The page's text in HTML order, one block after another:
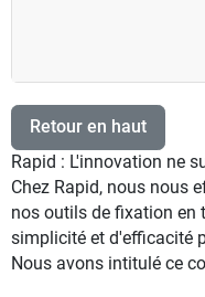
Retour en haut
Rapid : L'innovation ne
Chez Rapid, nous nous
nos outils de fixation en
simplicité et d'efficacité
Nous avons intitulé ce